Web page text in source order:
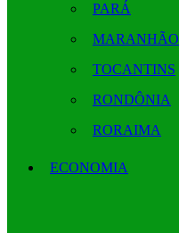
PARÁ
MARANHÃO
TOCANTINS
RONDÔNIA
RORAIMA
ECONOMIA